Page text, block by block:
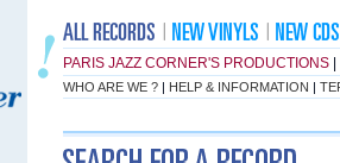
PARIS JAZZ CORNER'S PRODUCTIONS
WHO ARE WE ? | HELP & INFORMATION |